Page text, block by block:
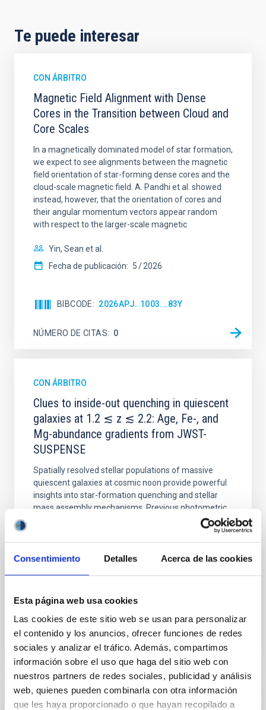
Consentimiento Detalles Acerca de las cookies
Esta página web usa cookies
Las cookies de este sitio web se usan para personalizar
el contenido y los anuncios, ofrecer funciones de redes
sociales y analizar el tráfico. Además, compartimos
información sobre el uso que haga del sitio web con
nuestros partners de redes sociales, publicidad y análisis
web, quienes pueden combinarla con otra información
que les haya proporcionado o que hayan recopilado a
Te puede interesar
CON ÁRBITRO
Magnetic Field Alignment with Dense
Cores in the Transition between Cloud and
Core Scales
In a magnetically dominated model of star formation,
we expect to see alignments between the magnetic
field orientation of star-forming dense cores and the
cloud-scale magnetic field. A. Pandhi et al. showed
instead, however, that the orientation of cores and
their angular momentum vectors appear random
with respect to the larger-scale magnetic
Yin, Sean et al.
Fecha de publicación: 5 2026
BIBCODE 2026APJ..1003...83Y
NÚMERO DE CITAS 0
CON ÁRBITRO
Clues to inside-out quenching in quiescent
galaxies at 1.2 ≲ z ≲ 2.2: Age, Fe-, and
Mg-abundance gradients from JWST-
SUSPENSE
Spatially resolved stellar populations of massive
quiescent galaxies at cosmic noon provide powerful
insights into star-formation quenching and stellar
mass assembly mechanisms. Previous photometric
studies have revealed that the cores of these
galaxies are redder than their outskirts. However,
spectroscopy is needed to break the age-metallicity
BIBCODE 2026A&A...710A.158C
NÚMERO DE CITAS 7
CON ÁRBITRO